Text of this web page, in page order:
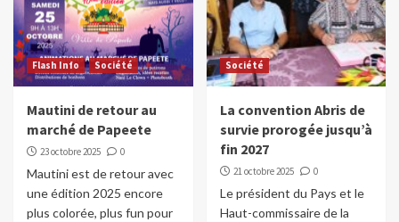
Flash Info Société
Mautini de retour au
marché de Papeete
23 octobre 2025 0
Mautini est de retour avec
une édition 2025 encore
plus colorée, plus fun pour
Société
La convention Abris de
survie prorogée jusqu’à
fin 2027
21 octobre 2025 0
Le président du Pays et le
Haut-commissaire de la